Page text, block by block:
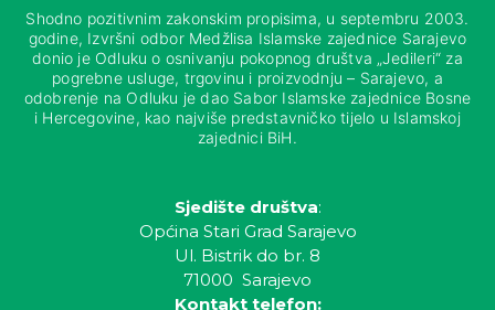
Shodno pozitivnim zakonskim propisima, u septembru 2003.
godine, Izvršni odbor Medžlisa Islamske zajednice Sarajevo
donio je Odluku o osnivanju pokopnog društva „Jedileri“ za
pogrebne usluge, trgovinu i proizvodnju – Sarajevo, a
odobrenje na Odluku je dao Sabor Islamske zajednice Bosne
i Hercegovine, kao najviše predstavničko tijelo u Islamskoj
zajednici BiH.
Sjedište društva:
Općina Stari Grad Sarajevo
Ul. Bistrik do br. 8
71000 Sarajevo
Kontakt telefon: